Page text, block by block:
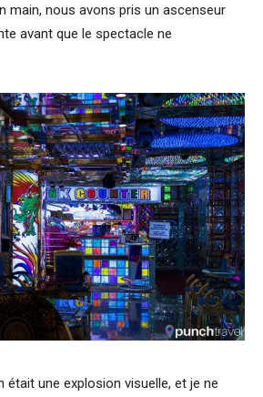
main, nous avons pris un ascenseur
avant que le spectacle ne
était une explosion visuelle, et je ne